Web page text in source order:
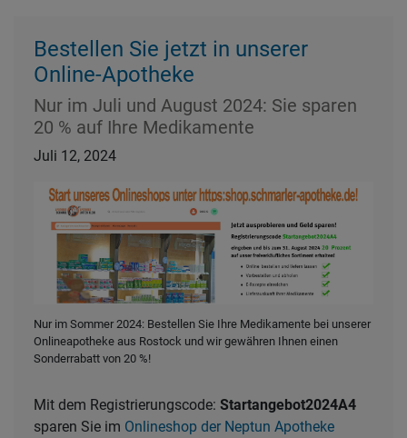
Bestellen Sie jetzt in unserer
Online-Apotheke
Nur im Juli und August 2024: Sie sparen
20 % auf Ihre Medikamente
Juli 12, 2024
Nur im Sommer 2024: Bestellen Sie Ihre Medikamente bei unserer
Onlineapotheke aus Rostock und wir gewähren Ihnen einen
Sonderrabatt von 20 %!
Mit dem Registrierungscode: Startangebot2024A4
sparen Sie im Onlineshop der Neptun Apotheke